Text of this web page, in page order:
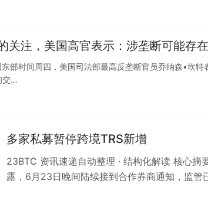
注，美国高官表示：涉垄断可能存在
部时间周四，美国司法部最高反垄断官员乔纳森•坎特
交…
多家私募暂停跨境TRS新增
23BTC 资讯速递自动整理 · 结构化解读 核心摘
露，6月23日晚间陆续接到合作券商通知，监管